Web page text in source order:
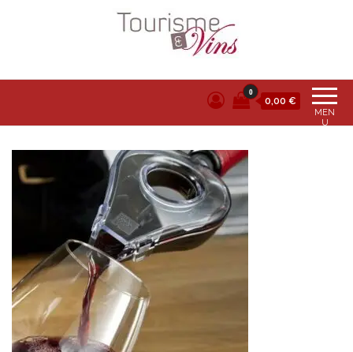
Tourisme et vins
MEN
U
0
0,00 €